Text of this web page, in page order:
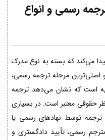
رسمی و انواع
می‌کند که بسته به نوع مدرک
اصلی‌ترین مرحله ترجمه رسمی،
است که نشان می‌دهد ترجمه
حقوقی معتبر است. در بسیاری
ترجمه توسط نهادهای رسمی یا
رسمی، تأیید دادگستری و